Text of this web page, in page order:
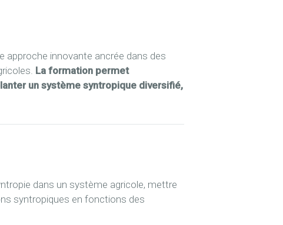
approche innovante ancrée dans des
La formation permet
un système syntropique diversifié,
dans un système agricole, mettre
syntropiques en fonctions des